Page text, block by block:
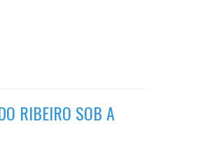
RIBEIRO SOB A